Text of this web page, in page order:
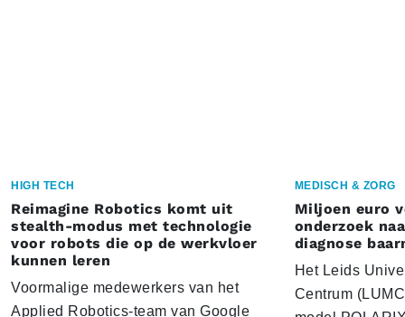
HIGH TECH
Reimagine Robotics komt uit
stealth-modus met technologie
voor robots die op de werkvloer
kunnen leren
Voormalige medewerkers van het
Applied Robotics-team van Google
MEDISCH & ZORG
Miljoen euro
onderzoek
diagnose
Het Leids
Centrum